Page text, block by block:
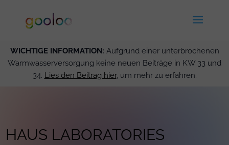
WICHTIGE INFORMATION: Aufgrund einer unterbrochenen
Warmwasserversorgung keine neuen Beiträge in KW 33 und
34. Lies den Beitrag hier, um mehr zu erfahren.
HAUS LABORATORIES